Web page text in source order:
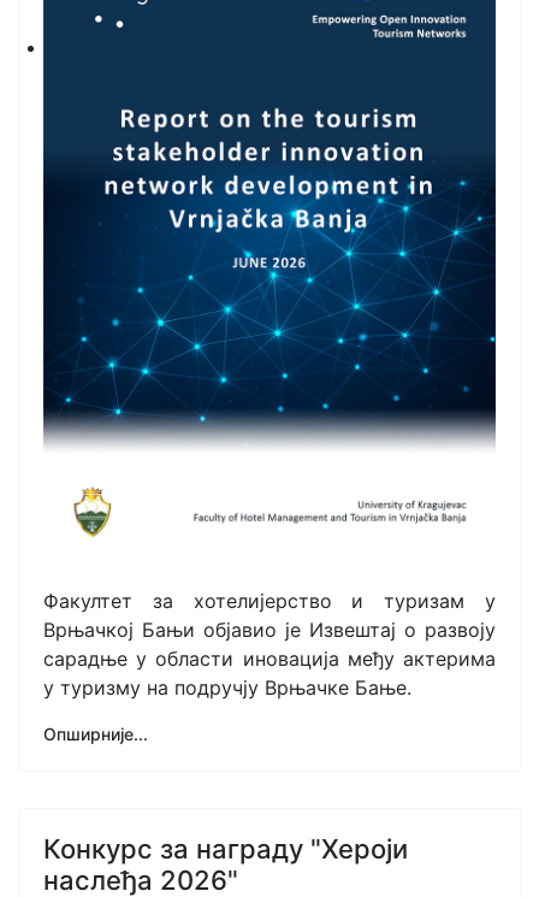
Факултет за хотелијерство и туризам у
Врњачкој Бањи објавио је Извештај о развоју
сарадње у области иновација међу актерима
у туризму на подручју Врњачке Бање.
Опширније...
Конкурс за награду "Хероји
наслеђа 2026"